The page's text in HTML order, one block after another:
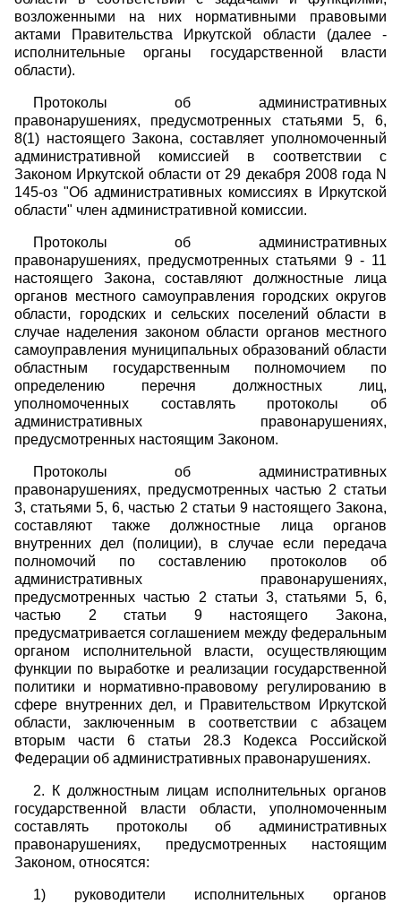
возложенными на них нормативными правовыми
актами Правительства Иркутской области (далее -
исполнительные органы государственной власти
области).
Протоколы об административных
правонарушениях, предусмотренных статьями 5, 6,
8(1) настоящего Закона, составляет уполномоченный
административной комиссией в соответствии с
Законом Иркутской области от 29 декабря 2008 года N
145-оз "Об административных комиссиях в Иркутской
области" член административной комиссии.
Протоколы об административных
правонарушениях, предусмотренных статьями 9 - 11
настоящего Закона, составляют должностные лица
органов местного самоуправления городских округов
области, городских и сельских поселений области в
случае наделения законом области органов местного
самоуправления муниципальных образований области
областным государственным полномочием по
определению перечня должностных лиц,
уполномоченных составлять протоколы об
административных правонарушениях,
предусмотренных настоящим Законом.
Протоколы об административных
правонарушениях, предусмотренных частью 2 статьи
3, статьями 5, 6, частью 2 статьи 9 настоящего Закона,
составляют также должностные лица органов
внутренних дел (полиции), в случае если передача
полномочий по составлению протоколов об
административных правонарушениях,
предусмотренных частью 2 статьи 3, статьями 5, 6,
частью 2 статьи 9 настоящего Закона,
предусматривается соглашением между федеральным
органом исполнительной власти, осуществляющим
функции по выработке и реализации государственной
политики и нормативно-правовому регулированию в
сфере внутренних дел, и Правительством Иркутской
области, заключенным в соответствии с абзацем
вторым части 6 статьи 28.3 Кодекса Российской
Федерации об административных правонарушениях.
2. К должностным лицам исполнительных органов
государственной власти области, уполномоченным
составлять протоколы об административных
правонарушениях, предусмотренных настоящим
Законом, относятся:
1) руководители исполнительных органов